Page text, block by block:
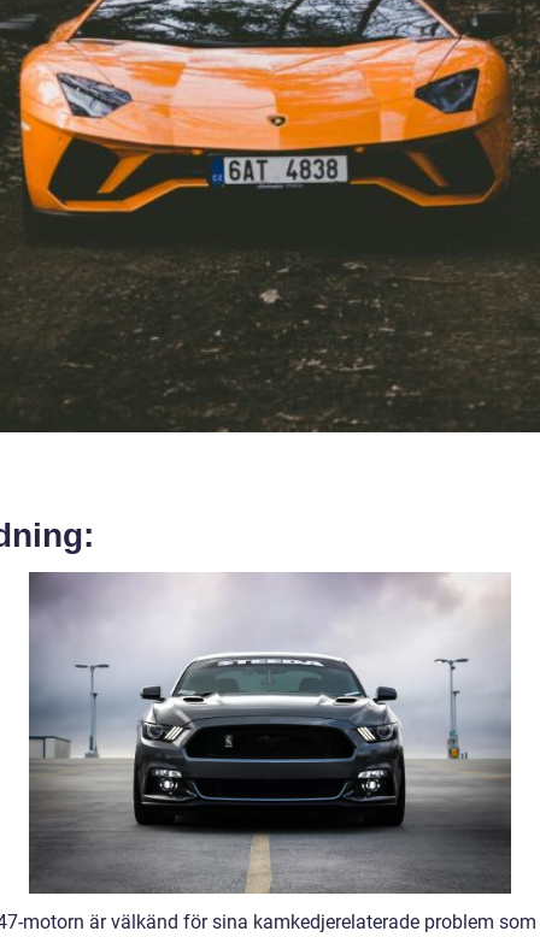
motorn är välkänd för sina kamkedjerelaterade problem